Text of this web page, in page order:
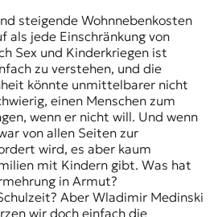
steigende Wohnnebenkosten
als jede Einschränkung von
Sex und Kinderkriegen ist
zu verstehen, und die
könnte unmittelbarer nicht
einen Menschen zum
wenn er nicht will. Und wenn
von allen Seiten zur
wird, es aber kaum
mit Kindern gibt. Was hat
in Armut?
Aber Wladimir Medinski
wir doch einfach die